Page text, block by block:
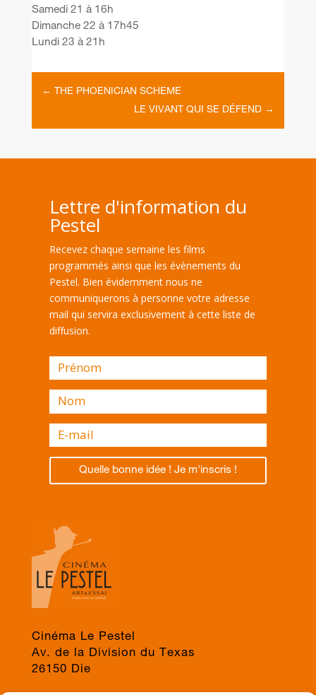
Samedi 21 à 16h
Dimanche 22 à 17h45
Lundi 23 à 21h
←
THE PHOENICIAN SCHEME
LE VIVANT QUI SE DÉFEND →
Lettre d'information du
Pestel
Recevez chaque semaine les films
programmés ainsi que les évènements du
Pestel. Bien évidemment nous ne
communiquerons à personne votre adresse
mail qui servira exclusivement à cette liste de
diffusion.
Quelle bonne idée ! Je m'inscris !
Cinéma Le Pestel
Av. de la Division du Texas
26150 Die